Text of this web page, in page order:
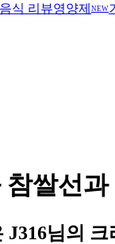
음식 리뷰영양제 NEW
참쌀선
님의